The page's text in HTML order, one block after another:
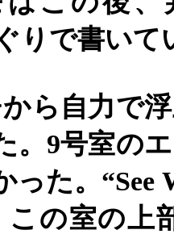
りで書いて
ら自力で
。 9号室の
った。 “See
この室の上